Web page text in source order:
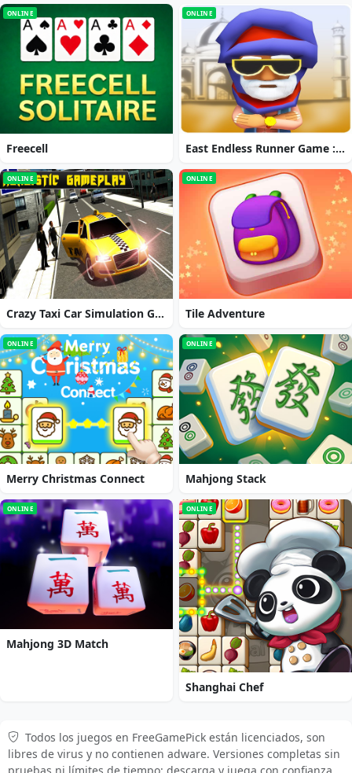
ONLINE
Freecell
ONLINE
East Endless Runner Game : Prince Rash Adventure
ONLINE
Crazy Taxi Car Simulation Game 3D
ONLINE
Tile Adventure
ONLINE
Merry Christmas Connect
ONLINE
Mahjong Stack
ONLINE
Mahjong 3D Match
ONLINE
Shanghai Chef
Todos los juegos en FreeGamePick están licenciados, son
libres de virus y no contienen adware. Versiones completas sin
pruebas ni límites de tiempo: descarga y juega con confianza.